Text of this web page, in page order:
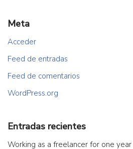
Meta
Acceder
Feed de entradas
Feed de comentarios
WordPress.org
Entradas recientes
Working as a freelancer for one year